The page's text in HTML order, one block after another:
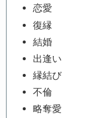
恋愛
復縁
結婚
出逢い
縁結び
不倫
略奪愛